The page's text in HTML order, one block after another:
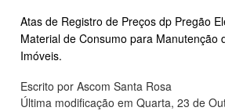
Atas de Registro de Preços dp Pregão
Material de Consumo para Manutenção
Imóveis.
Escrito por Ascom Santa Rosa
Última modificação em Quarta, 23 de